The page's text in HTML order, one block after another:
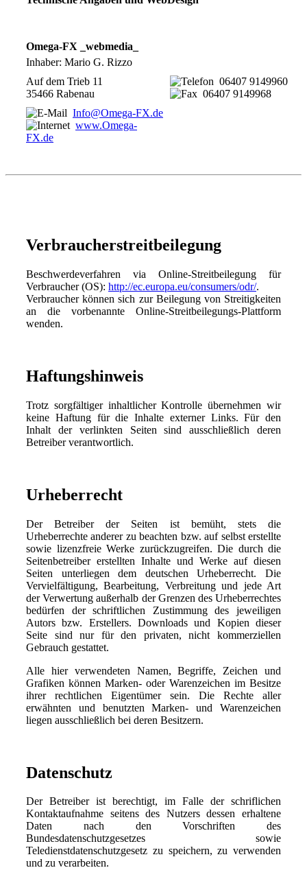
Omega-FX _webmedia_
Inhaber: Mario G. Rizzo
Auf dem Trieb 11
35466 Rabenau
06407 9149960
06407 9149968
Info@Omega-FX.de
www.Omega-
FX.de
Verbraucherstreitbeilegung
Beschwerdeverfahren via Online-Streitbeilegung für
Verbraucher (OS): http://ec.europa.eu/consumers/odr/.
Verbraucher können sich zur Beilegung von Streitigkeiten
an die vorbenannte Online-Streitbeilegungs-Plattform
wenden.
Haftungshinweis
Trotz sorgfältiger inhaltlicher Kontrolle übernehmen wir
keine Haftung für die Inhalte externer Links. Für den
Inhalt der verlinkten Seiten sind ausschließlich deren
Betreiber verantwortlich.
Urheberrecht
Der Betreiber der Seiten ist bemüht, stets die
Urheberrechte anderer zu beachten bzw. auf selbst erstellte
sowie lizenzfreie Werke zurückzugreifen. Die durch die
Seitenbetreiber erstellten Inhalte und Werke auf diesen
Seiten unterliegen dem deutschen Urheberrecht. Die
Vervielfältigung, Bearbeitung, Verbreitung und jede Art
der Verwertung außerhalb der Grenzen des Urheberrechtes
bedürfen der schriftlichen Zustimmung des jeweiligen
Autors bzw. Erstellers. Downloads und Kopien dieser
Seite sind nur für den privaten, nicht kommerziellen
Gebrauch gestattet.
Alle hier verwendeten Namen, Begriffe, Zeichen und
Grafiken können Marken- oder Warenzeichen im Besitze
ihrer rechtlichen Eigentümer sein. Die Rechte aller
erwähnten und benutzten Marken- und Warenzeichen
liegen ausschließlich bei deren Besitzern.
Datenschutz
Der Betreiber ist berechtigt, im Falle der schriflichen
Kontaktaufnahme seitens des Nutzers dessen erhaltene
Daten nach den Vorschriften des
Bundesdatenschutzgesetzes sowie
Teledienstdatenschutzgesetz zu speichern, zu verwenden
und zu verarbeiten.